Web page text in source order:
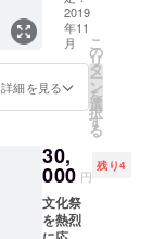
ケット
です。
小林春
彦さん
は、文
ださい
ます。
彦 日本
の講演
https://j
ammin.
co.jp/ )
がデザ
インし
ジョブ
のTシャ
ツを販
売しま
した。
2019
年11
月
詳細を見る
こ
の
リ
タ
ー
ン
を
選
択
す
る
30,
000 円
残り4
文化祭
を熱烈